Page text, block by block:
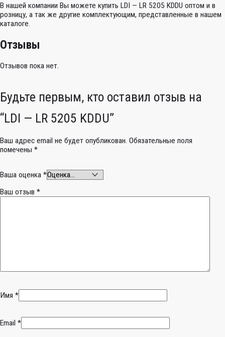
В нашей компании Вы можете купить LDI — LR 5205 KDDU оптом и в
розницу, а так же другие комплектующим, представленные в нашем
каталоге.
Отзывы
Отзывов пока нет.
Будьте первым, кто оставил отзыв на
“LDI — LR 5205 KDDU”
Ваш адрес email не будет опубликован. Обязательные поля
помечены *
Ваша оценка *
Ваш отзыв *
Имя *
Email *